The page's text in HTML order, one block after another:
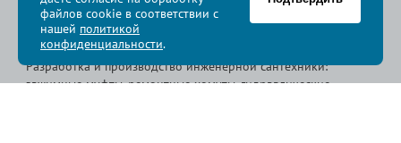
© Группа компаний « », 2009-2026
Разработка и производство инженерной сантехники:
зажимные муфты, ремонтные хомуты, гидравлические
файлов cookie в соответствии с
нашей политикой
конфиденциальности.